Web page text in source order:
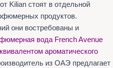
Kilian стоят в отдельной
продуктов.
они востребованы и
вода French Avenue
ароматического
из ОАЭ предлагает